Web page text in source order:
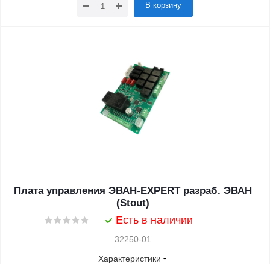
В корзину
Плата управления ЭВАН-EXPERT разраб. ЭВАН
(Stout)
Есть в наличии
32250-01
Характеристики